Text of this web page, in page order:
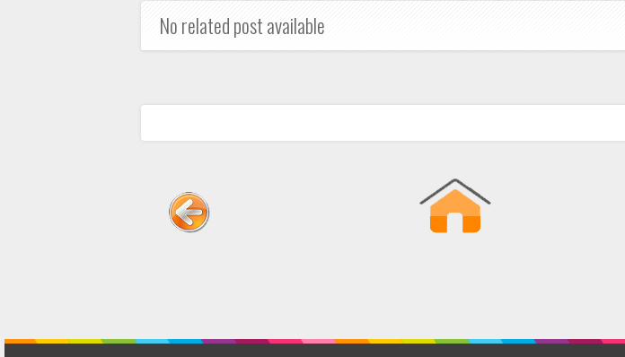
No related post available